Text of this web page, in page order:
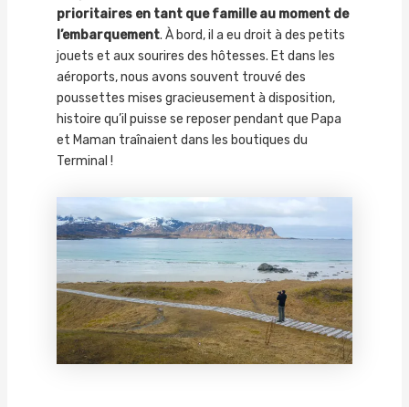
prioritaires en tant que famille au moment de
l’embarquement. À bord, il a eu droit à des petits
jouets et aux sourires des hôtesses. Et dans les
aéroports, nous avons souvent trouvé des
poussettes mises gracieusement à disposition,
histoire qu’il puisse se reposer pendant que Papa
et Maman traînaient dans les boutiques du
Terminal !